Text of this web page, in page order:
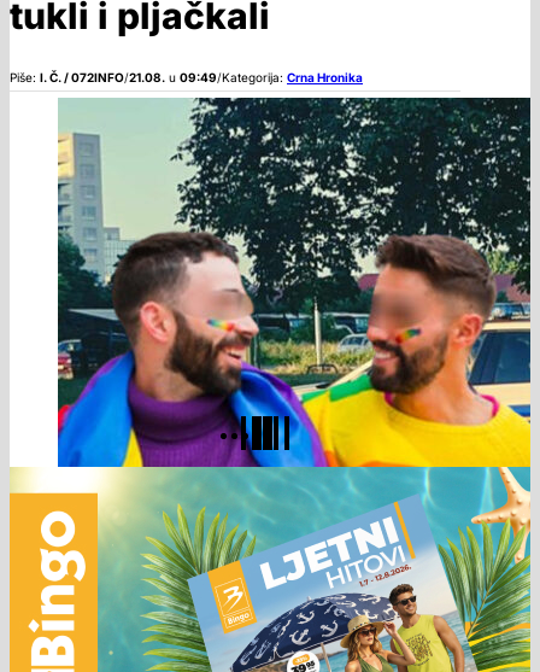
tukli i pljačkali
Piše: I. Č. / 072INFO/21.08. u 09:49/Kategorija: Crna Hronika